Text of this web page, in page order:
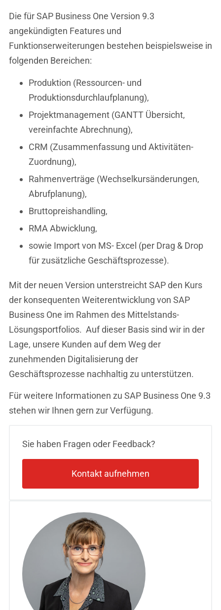
Die für SAP Business One Version 9.3
angekündigten Features und
Funktionserweiterungen bestehen beispielsweise in
folgenden Bereichen:
Produktion (Ressourcen- und
Produktionsdurchlaufplanung),
Projektmanagement (GANTT Übersicht,
vereinfachte Abrechnung),
CRM (Zusammenfassung und Aktivitäten-
Zuordnung),
Rahmenverträge (Wechselkursänderungen,
Abrufplanung),
Bruttopreishandling,
RMA Abwicklung,
sowie Import von MS- Excel (per Drag & Drop
für zusätzliche Geschäftsprozesse).
Mit der neuen Version unterstreicht SAP den Kurs
der konsequenten Weiterentwicklung von SAP
Business One im Rahmen des Mittelstands-
Lösungsportfolios. Auf dieser Basis sind wir in der
Lage, unsere Kunden auf dem Weg der
zunehmenden Digitalisierung der
Geschäftsprozesse nachhaltig zu unterstützen.
Für weitere Informationen zu SAP Business One 9.3
stehen wir Ihnen gern zur Verfügung.
Sie haben Fragen oder Feedback?
Kontakt aufnehmen